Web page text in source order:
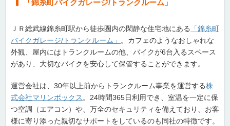
「錦糸町バイクガレージ/トランクルーム」
ＪＲ総武線錦糸町駅から徒歩圏内の閑静な住宅地にある
「錦糸町
バイクガレージ/トランクルーム」
。カフェのようなおしゃれな
外観、屋内にはトランクルームの他、バイクが6台入るスペース
があり、大切なバイクを安心して保管することができます。
運営会社は、30年以上前からトランクルーム事業を運営する株
式会社マリンボックス 。24時間365日利用でき、室温を一定に保
つ空調（エアコン）や、万全のセキュリティを備えており、お客
様に寄り添った親切なサポートをしているのも同社の特徴です。